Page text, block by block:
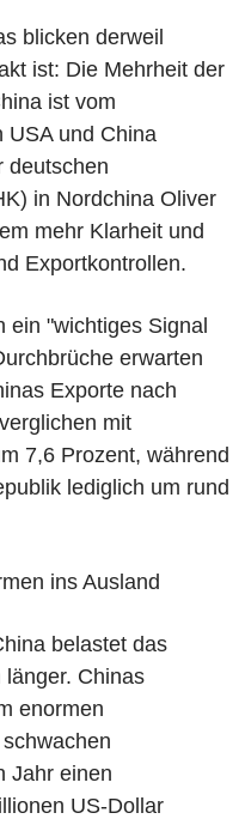
blicken derweil
ist: Die Mehrheit der
ist vom
USA und China
deutschen
in Nordchina Oliver
mehr Klarheit und
Exportkontrollen.
ein "wichtiges Signal
erwarten
Exporte nach
mit
7,6 Prozent, während
lediglich um rund
ins Ausland
belastet das
Chinas
enormen
Jahr einen
US-Dollar